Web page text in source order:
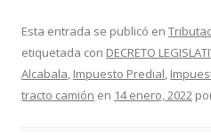
e
b
o
itt
er
m
p
ar
Esta entrada se publicó en
etiquetada con DECRETO
Alcabala, Impuesto Predial,
tracto camión en 14 enero, 2022